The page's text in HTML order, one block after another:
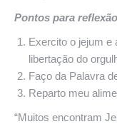
Pontos para reflexão
Exercito o jejum e
libertação do
Faço da Palavra
Reparto meu
“Muitos encontram